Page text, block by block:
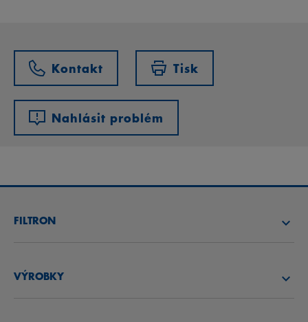
Kontakt Tisk
Nahlásit problém
FILTRON
VÝROBKY